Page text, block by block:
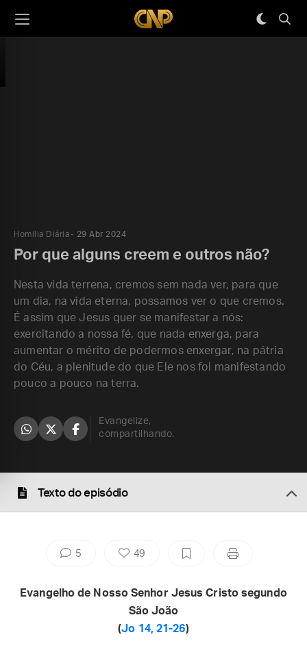
Homilia Diária 29 Abr 2024
Por que alguns creem e outros não?
Nesta vida terrena, cremos sem nada ver, para que
um dia, na vida eterna, possamos ver o que cremos.
É assim que Jesus quer se manifestar a nós:
exercitando a nossa fé, que nada enxerga, para
aumentar o mérito de podermos enxergar, na pátria
do Céu, a plenitude do que Ele nos foi manifestando
pouco a pouco na terra.
Evangelize,
compartilhando.
Texto do episódio
5 49
Evangelho de Nosso Senhor Jesus Cristo segundo
São João
(Jo 14, 21-26)